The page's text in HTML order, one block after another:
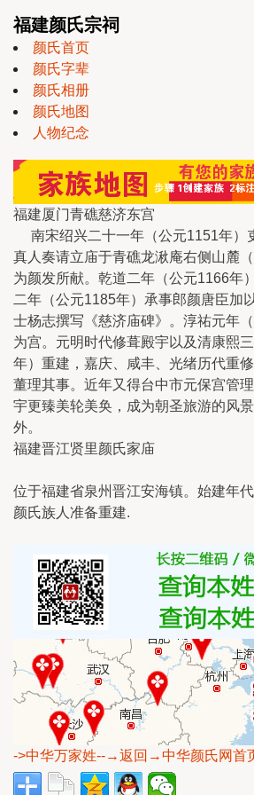
福建颜氏宗祠
颜氏首页
颜氏字辈
颜氏相册
颜氏地图
人物纪念
福建厦门青礁慈济东宫
南宋绍兴二十一年（公元1151年）
真人奏请立庙于青礁龙湫庵右侧山麓
为颜发所献。乾道二年（公元1166年
二年（公元1185年）承事郎颜唐臣加
士杨志撰写《慈济庙碑》。淳祐元年
为宫。元明时代修葺殿宇以及清康熙
年）重建，嘉庆、咸丰、光绪历代重
董理其事。近年又得台中市元保宫管
宇更臻美轮美奂，成为朝圣旅游的风
外。
福建晋江贤里颜氏家庙
位于福建省泉州晋江安海镇。始建年
颜氏族人准备重建.
->中华万家姓--→返回→中华颜氏网首